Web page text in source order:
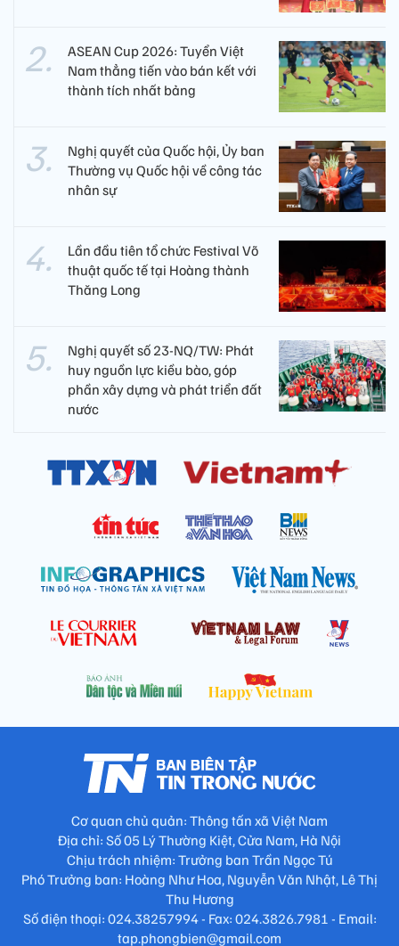
ASEAN Cup 2026: Tuyển Việt
Nam thẳng tiến vào bán kết với
thành tích nhất bảng
Nghị quyết của Quốc hội, Ủy ban
Thường vụ Quốc hội về công tác
nhân sự
Lần đầu tiên tổ chức Festival Võ
thuật quốc tế tại Hoàng thành
Thăng Long
Nghị quyết số 23-NQ/TW: Phát
huy nguồn lực kiều bào, góp
phần xây dựng và phát triển đất
nước
Cơ quan chủ quản: Thông tấn xã Việt Nam
Địa chỉ: Số 05 Lý Thường Kiệt, Cửa Nam, Hà Nội
Chịu trách nhiệm: Trưởng ban Trần Ngọc Tú
Phó Trưởng ban: Hoàng Như Hoa, Nguyễn Văn Nhật, Lê Thị
Thu Hương
Số điện thoại: 024.38257994 - Fax: 024.3826.7981 - Email:
tap.phongbien@gmail.com